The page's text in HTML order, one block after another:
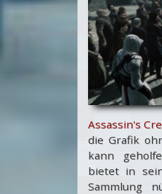
Assassin's
die Grafik
kann
bietet in
Sammlung